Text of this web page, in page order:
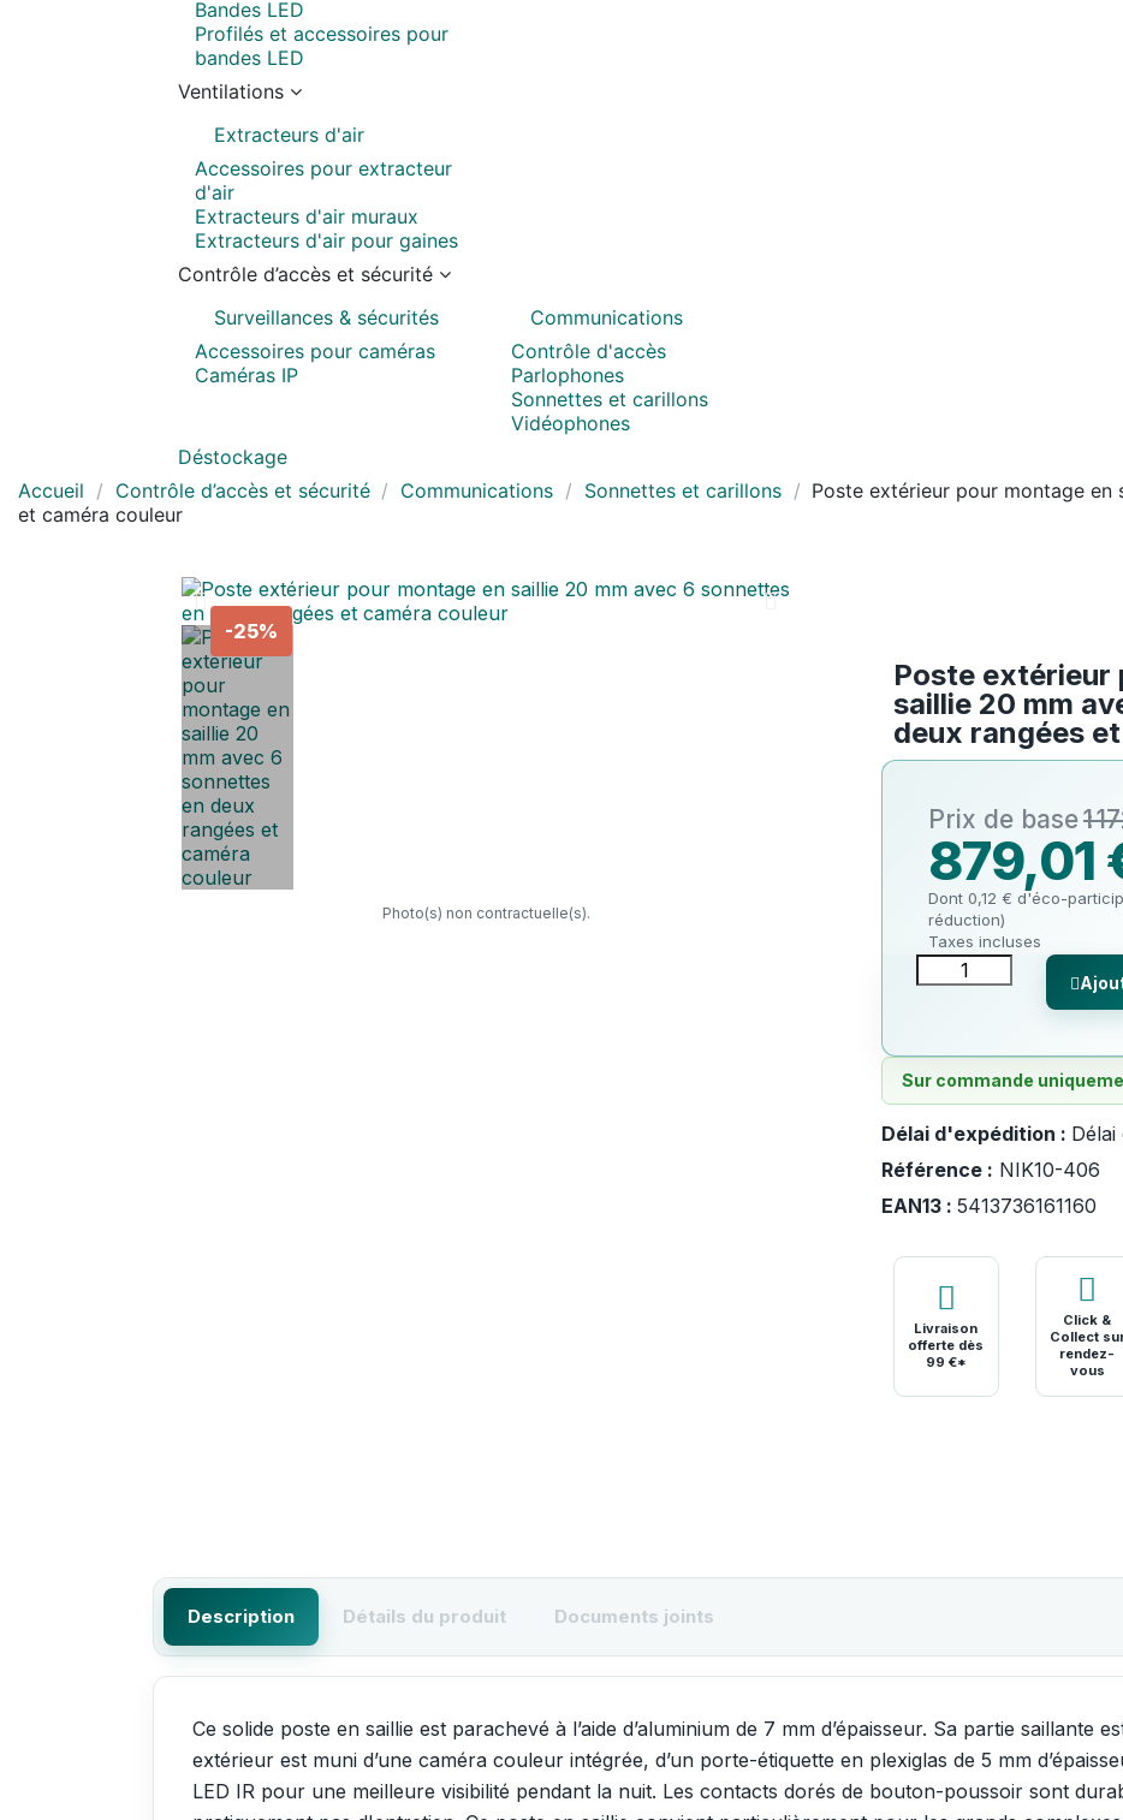
Bandes LED
Profilés et accessoires pour
bandes LED
Ventilations
Extracteurs d'air
Accessoires pour extracteur
d'air
Extracteurs d'air muraux
Extracteurs d'air pour gaines
Contrôle d’accès et sécurité
Surveillances & sécurités
Accessoires pour caméras
Caméras IP
Communications
Contrôle d'accès
Parlophones
Sonnettes et carillons
Vidéophones
Déstockage
Accueil
Contrôle d’accès et sécurité Communications Sonnettes et carillons
Poste extérieur pour montage en
et caméra couleur
-25%
Photo(s) non contractuelle(s).
Poste extérieur
saillie 20 mm
deux rangées
1
879,01
Dont 0,12 € d'éco-
réduction)
Taxes incluses
Sur commande
Délai d'expédition :
Référence : NIK10-406
EAN13 : 5413736161160
Livraison
offerte dès
99 €*
Click &
Collect
rendez-
vous
Description Détails du produit Documents joints
Ce solide poste en saillie est parachevé à l’aide d’aluminium de 7 mm d’épaisseur. Sa partie saillante
extérieur est muni d’une caméra couleur intégrée, d’un porte-étiquette en plexiglas de 5 mm
LED IR pour une meilleure visibilité pendant la nuit. Les contacts dorés de bouton-poussoir sont